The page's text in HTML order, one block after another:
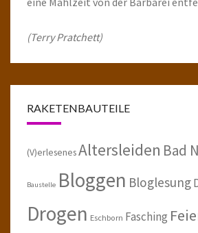
(Terry Pratchett)
RAKETENBAUTEILE
(V)erlesenesAltersleiden Bad
Baustelle Bloggen Bloglesung
Drogen Eschborn Fasching